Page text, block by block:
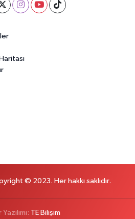
© 2023. Her hakkı saklıdır.
TE Bilişim